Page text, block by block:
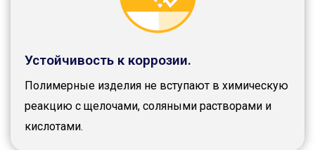
Устойчивость к коррозии.
Полимерные изделия не вступают в химическую
реакцию с щелочами, соляными растворами и
кислотами.